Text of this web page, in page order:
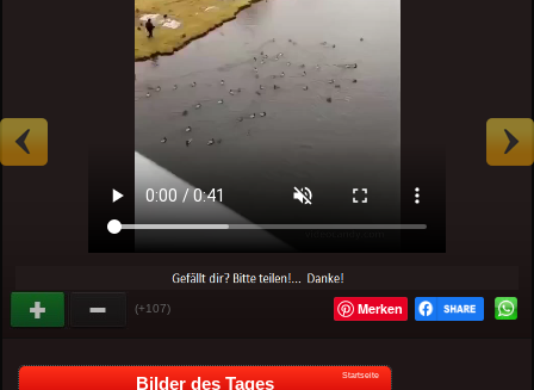
(+107) Merken
Bilder des Tages Startseite